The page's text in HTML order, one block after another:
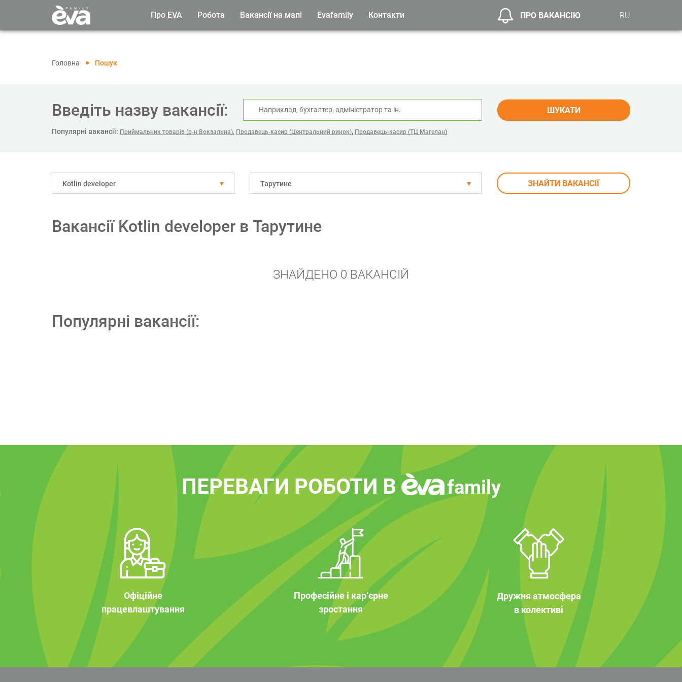
Про EVA Робота Вакансії на мапі Evafamily Контакти ПРО ВАКАНСІЮ RU
Головна Пошук
Введіть назву вакансії: ШУКАТИ
Популярні вакансії: Приймальник товарів (р-н Вокзальна), Продавець-касир (Центральний ринок), Продавець-касир (ТЦ Магелан)
Kotlin developer Тарутине ЗНАЙТИ ВАКАНСІЇ
Вакансії Kotlin developer в Тарутине
ЗНАЙДЕНО 0 ВАКАНСІЙ
Популярні вакансії:
ПЕРЕВАГИ РОБОТИ В family
Офіційне
працевлаштування
Професійне і кар’єрне
зростання
Дружня атмосфера
в колективі